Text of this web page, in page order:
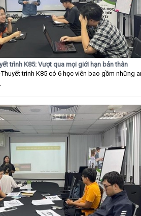
trình K85: Vượt qua mọi giới hạn bản thân
trình K85 có 6 học viên bao gồm những